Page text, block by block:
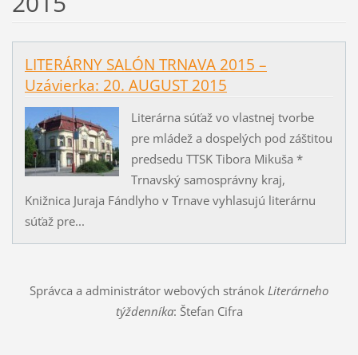
LITERÁRNY SALÓN TRNAVA 2015 –
Uzávierka: 20. AUGUST 2015
Literárna súťaž vo vlastnej tvorbe
pre mládež a dospelých pod záštitou
predsedu TTSK Tibora Mikuša *
Trnavský samosprávny kraj,
Knižnica Juraja Fándlyho v Trnave vyhlasujú literárnu
súťaž pre...
Správca a administrátor webových stránok Literárneho
týždenníka: Štefan Cifra